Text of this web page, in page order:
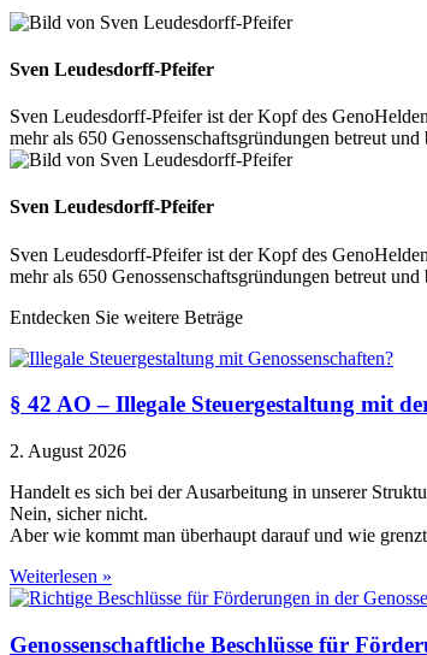
Sven Leudesdorff-Pfeifer
Sven Leudesdorff-Pfeifer ist der Kopf des
mehr als 650 Genossenschaftsgründungen betreut
Sven Leudesdorff-Pfeifer
Sven Leudesdorff-Pfeifer ist der Kopf des
mehr als 650 Genossenschaftsgründungen betreut
Entdecken Sie weitere Beträge
§ 42 AO – Illegale Steuergestaltung mit
2. August 2026
Handelt es sich bei der Ausarbeitung in unserer
Nein, sicher nicht.
Aber wie kommt man überhaupt darauf und wie
Weiterlesen »
Genossenschaftliche Beschlüsse für